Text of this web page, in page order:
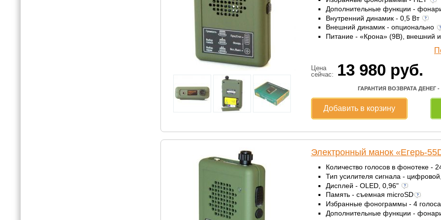
Дополнительные функции -
Внутренний динамик - 0,5 Вт
Внешний динамик - опционально
Питание - «Крона» (9В), внешний
Цена
сейчас:
13 980 руб.
ГАРАНТИЯ ВОЗВРАТА ДЕНЕГ
Добавить в корзину
Электронный манок «Егерь-
Количество голосов в фонотеке -
Тип усилителя сигнала -
Дисплей - OLED, 0,96"
Память - съемная microSD
Избранные фонограммы - 4
Дополнительные функции -